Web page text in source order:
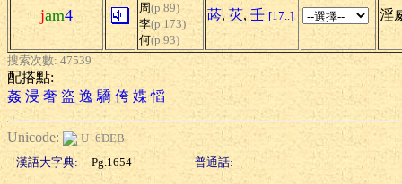
jam4
周(p.89)
李(p.173)
何(p.93)
荶, 苂, 壬 [17..] 淫
搜索次數: 47539
配搭點:
姦 浸 奢 盜 逸 驕 侉 媟 慆
Unicode:
U+6DEB
漢語大字典:
Pg.1654 普通話: